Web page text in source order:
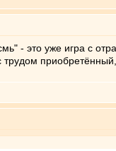
- это уже игра с